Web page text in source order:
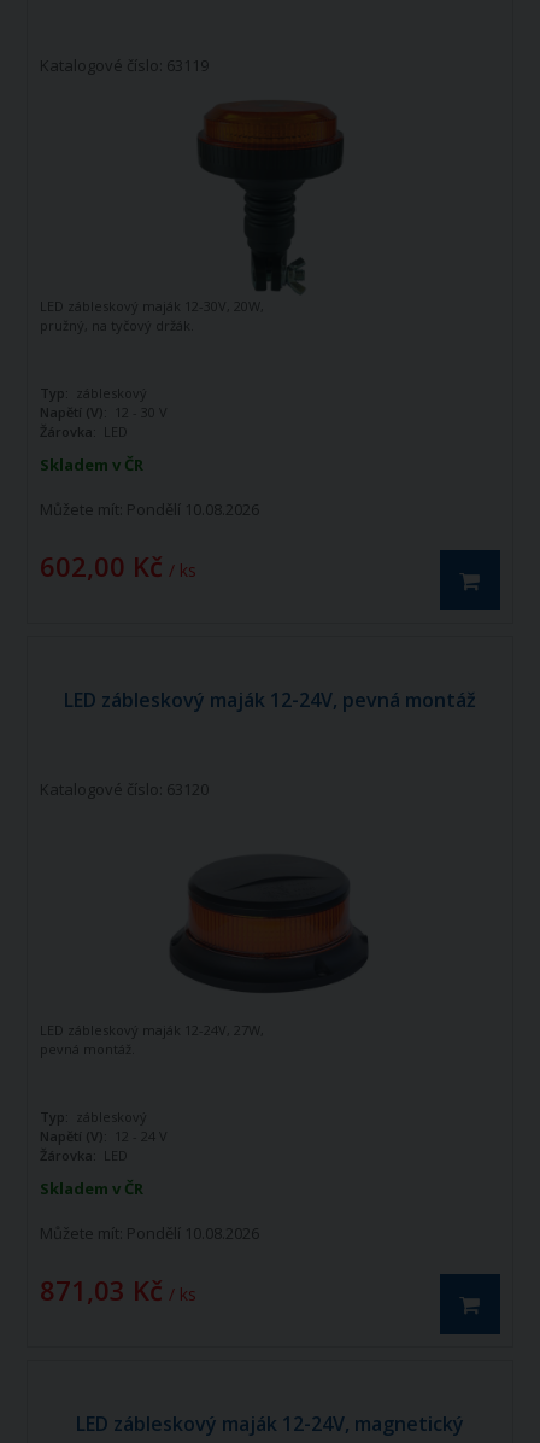
Katalogové číslo: 63119
Skladem v ČR
Můžete mít: Pondělí 10.08.2026
602,00 Kč / ks
LED zábleskový maják 12-30V, 20W,
pružný, na tyčový držák.
Typ: zábleskový
Napětí (V):
12 - 30 V
Žárovka: LED
LED zábleskový maják 12-24V, pevná montáž
Katalogové číslo: 63120
Skladem v ČR
Můžete mít: Pondělí 10.08.2026
871,03 Kč / ks
LED zábleskový maják 12-24V, 27W,
pevná montáž.
Typ: zábleskový
Napětí (V):
12 - 24 V
Žárovka: LED
LED zábleskový maják 12-24V, magnetický